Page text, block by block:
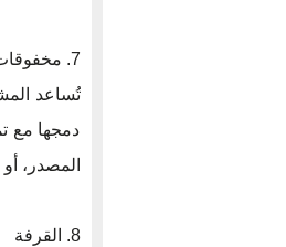
7. مخفوقات البروتين
تُساعد
دمجها مع
المصدر،
8. القرفة